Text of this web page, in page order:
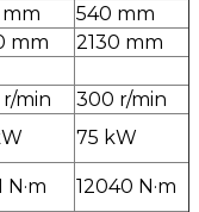
540 mm
mm
2130 mm
min
300 r/min
75 kW
N·m
12040 N·m